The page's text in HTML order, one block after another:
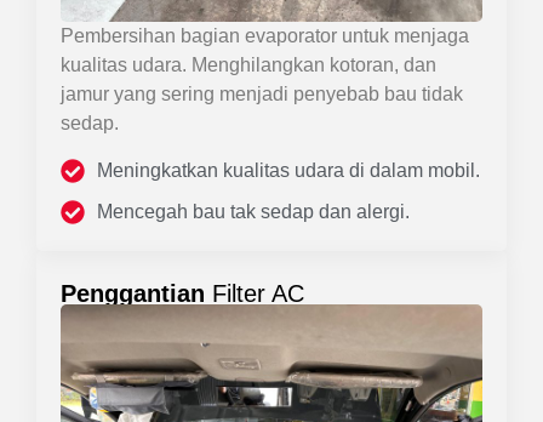
Pembersihan bagian evaporator untuk menjaga
kualitas udara. Menghilangkan kotoran, dan
jamur yang sering menjadi penyebab bau tidak
sedap.
Meningkatkan kualitas udara di dalam mobil.
Mencegah bau tak sedap dan alergi.
Penggantian Filter AC